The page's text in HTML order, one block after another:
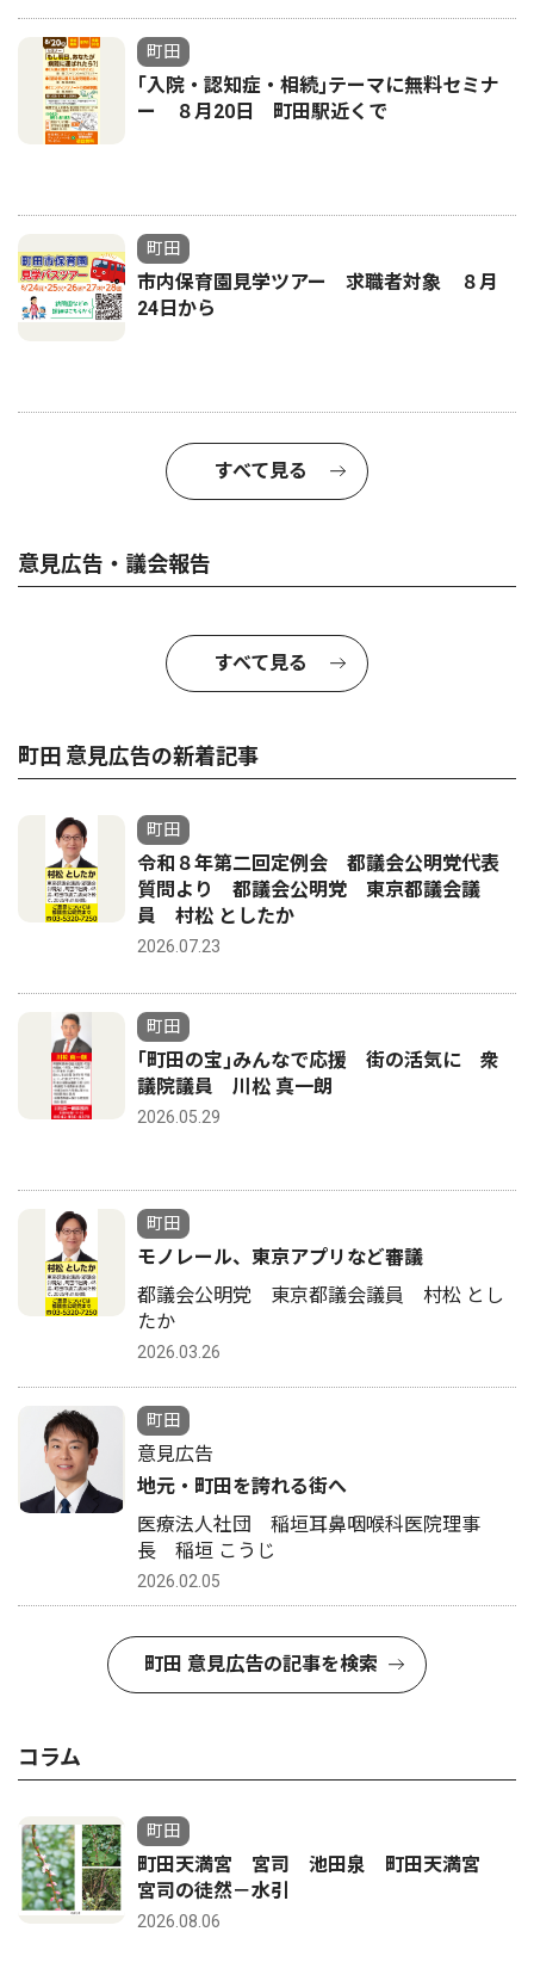
町田
｢入院・認知症・相続｣テーマに無料セミナ
ー ８月20日 町田駅近くで
町田
市内保育園見学ツアー 求職者対象 ８月
24日から
すべて見る
意見広告・議会報告
すべて見る
町田 意見広告の新着記事
町田
令和８年第二回定例会 都議会公明党代表
質問より 都議会公明党 東京都議会議
員 村松 としたか
2026.07.23
町田
｢町田の宝｣みんなで応援 街の活気に 衆
議院議員 川松 真一朗
2026.05.29
町田
モノレール、東京アプリなど審議
都議会公明党 東京都議会議員 村松 とし
たか
2026.03.26
町田
意見広告
地元・町田を誇れる街へ
医療法人社団 稲垣耳鼻咽喉科医院理事
長 稲垣 こうじ
2026.02.05
町田 意見広告の記事を検索
コラム
町田
町田天満宮 宮司 池田泉 町田天満宮
宮司の徒然－水引
2026.08.06